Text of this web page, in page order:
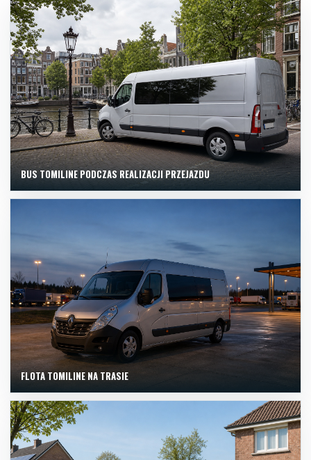
BUS TOMILINE PODCZAS REALIZACJI PRZEJAZDU
FLOTA TOMILINE NA TRASIE